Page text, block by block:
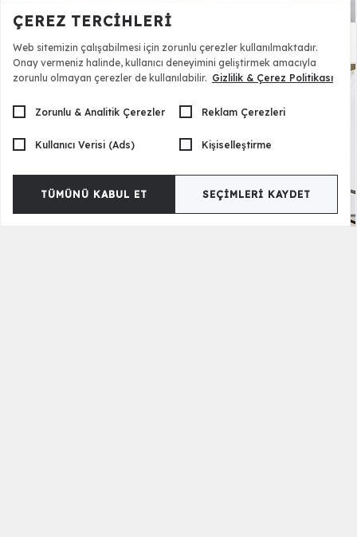
Kiev Koltuk Takımı 80.990,00 TL
ÇEREZ TERCIHLERI
Web sitemizin çalışabilmesi için zorunlu çerezler kullanılmaktadır.
Onay vermeniz halinde, kullanıcı deneyimini geliştirmek amacıyla
zorunlu olmayan çerezler de kullanılabilir. Gizlilik & Çerez Politikası
Zorunlu & Analitik Çerezler Reklam Çerezleri
Kullanıcı Verisi (Ads) Kişiselleştirme
TÜMÜNÜ KABUL ET SEÇIMLERI KAYDET